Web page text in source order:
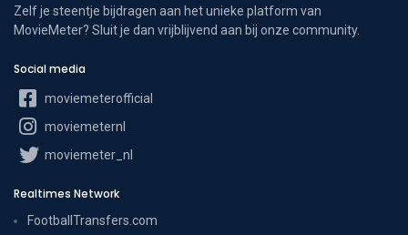
Zelf je steentje bijdragen aan het unieke platform van
MovieMeter? Sluit je dan vrijblijvend aan bij onze community.
Social media
moviemeterofficial
moviemeternl
moviemeter_nl
Realtimes Network
FootballTransfers.com